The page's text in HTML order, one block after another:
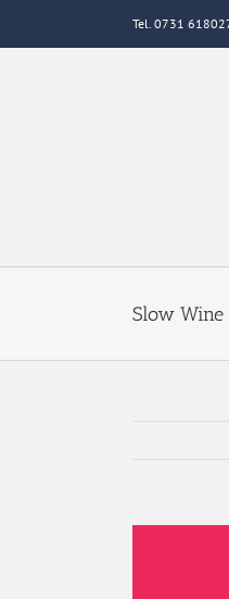
Tel. 0731
Slow Wine